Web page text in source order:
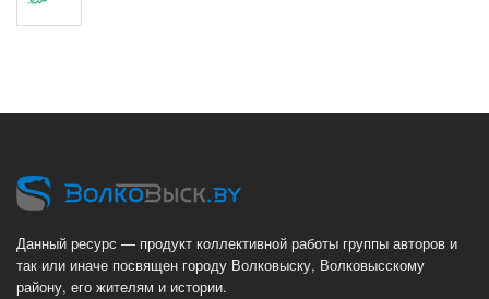
Данный ресурс — продукт коллективной работы группы авторов и
так или иначе посвящен городу Волковыску, Волковысскому
району, его жителям и истории.